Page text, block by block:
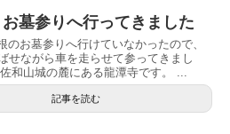
お墓参りへ行ってきました
のお墓参りへ行けていなかったので、
せながら車を走らせて参ってきまし
和山城の麓にある龍潭寺です。 ...
記事を読む